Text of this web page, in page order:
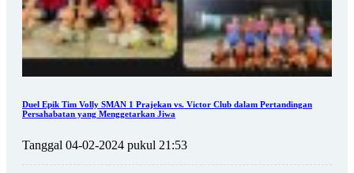
Duel Epik Tim Volly SMAN 1 Prajekan vs. Victor Club dalam Pertandingan
Persahabatan yang Menggetarkan Jiwa
Tanggal 04-02-2024 pukul 21:53